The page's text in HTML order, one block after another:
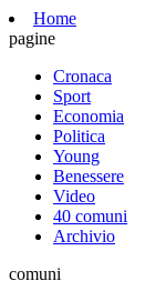
Home
pagine
Cronaca
Sport
Economia
Politica
Young
Benessere
Video
40 comuni
Archivio
comuni